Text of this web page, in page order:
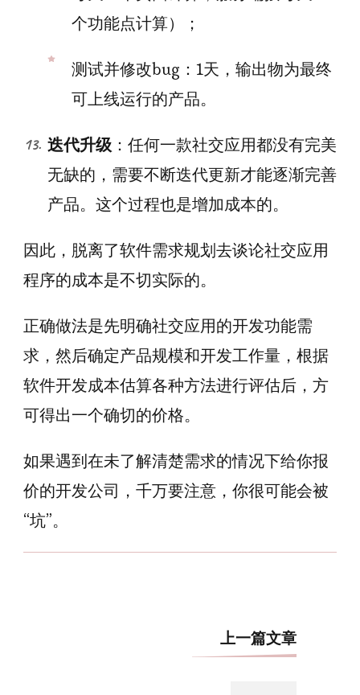
个功能点计算）；
测试并修改bug：1天，输出物为最终
可上线运行的产品。
迭代升级 ：任何一款社交应用都没有完美
无缺的，需要不断迭代更新才能逐渐完善
产品。这个过程也是增加成本的。
因此，脱离了软件需求规划去谈论社交应用
程序的成本是不切实际的。
正确做法是先明确社交应用的开发功能需
求，然后确定产品规模和开发工作量，根据
软件开发成本估算各种方法进行评估后，方
可得出一个确切的价格。
如果遇到在未了解清楚需求的情况下给你报
价的开发公司，千万要注意，你很可能会被
“坑”。
上一篇文章